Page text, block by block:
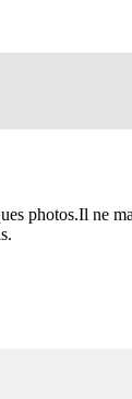
photos.Il ne